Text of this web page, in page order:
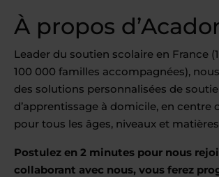
À propos
Leader du soutien scolaire en France
100 000 familles accompagnées),
des solutions personnalisées de
d’apprentissage à domicile, en centre
pour tous les âges, niveaux et
Postulez en 2 minutes pour nous
collaborant avec nous, vous ferez